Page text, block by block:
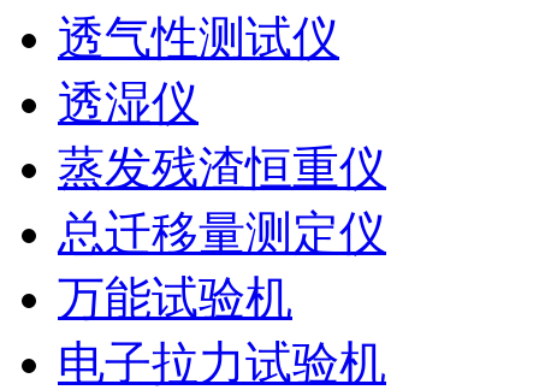
透气性测试仪
透湿仪
蒸发残渣恒重仪
总迁移量测定仪
万能试验机
电子拉力试验机